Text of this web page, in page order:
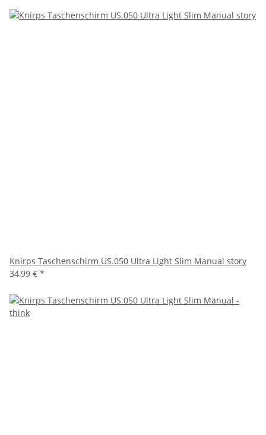
Knirps Taschenschirm US.050 Ultra Light Slim Manual story
34,99 € *